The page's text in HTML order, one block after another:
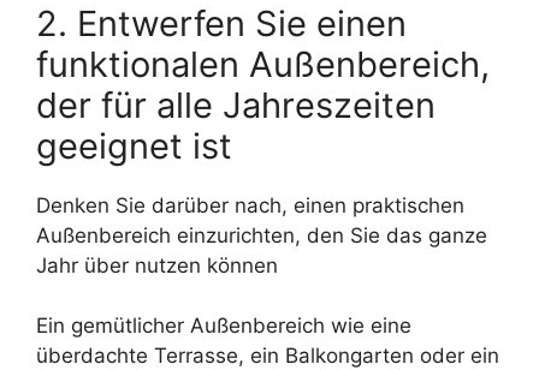
2. Entwerfen Sie einen
funktionalen Außenbereich,
der für alle Jahreszeiten
geeignet ist
Denken Sie darüber nach, einen praktischen
Außenbereich einzurichten, den Sie das ganze
Jahr über nutzen können
Ein gemütlicher Außenbereich wie eine
überdachte Terrasse, ein Balkongarten oder ein